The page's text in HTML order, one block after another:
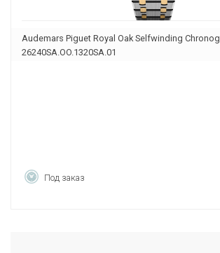
Audemars Piguet Royal Oak Selfwinding
26240SA.OO.1320SA.01
Под заказ